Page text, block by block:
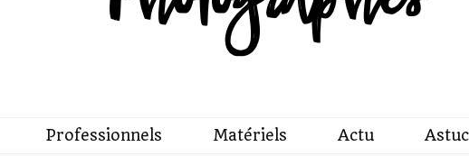
Professionnels Matériels Actu